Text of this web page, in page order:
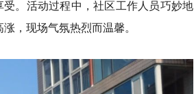
。活动过程中，社区工作人员巧妙地
，现场气氛热烈而温馨。